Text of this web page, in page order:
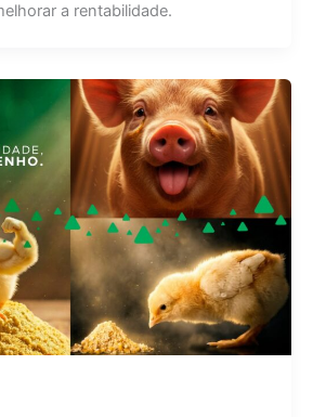
a rentabilidade.